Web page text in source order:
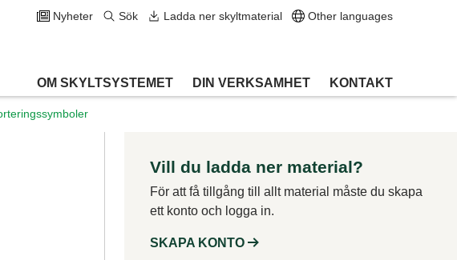
Nyheter Sök Ladda ner skyltmaterial Other languages
OM SKYLTSYSTEMET DIN VERKSAMHET KONTAKT
Vill du ladda ner material?
För att få tillgång till allt material måste du skapa
ett konto och logga in.
SKAPA KONTO